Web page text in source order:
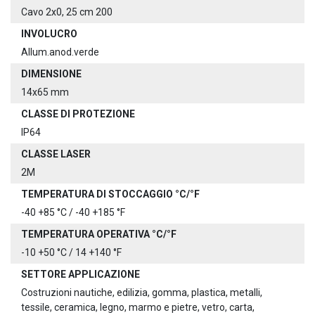
Cavo 2x0, 25 cm 200
INVOLUCRO
Allum.anod.verde
DIMENSIONE
14x65 mm
CLASSE DI PROTEZIONE
IP64
CLASSE LASER
2M
TEMPERATURA DI STOCCAGGIO °C/°F
-40 +85 °C / -40 +185 °F
TEMPERATURA OPERATIVA °C/°F
-10 +50 °C / 14 +140 °F
SETTORE APPLICAZIONE
Costruzioni nautiche, edilizia, gomma, plastica, metalli,
tessile, ceramica, legno, marmo e pietre, vetro, carta,